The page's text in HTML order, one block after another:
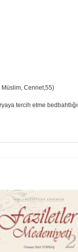
Müslim, Cennet,55)
tercih etme